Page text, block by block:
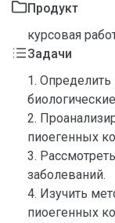
Продукт
курсовая
Задачи
1.
2.
пиоегенных
3.
заболеваний.
4. Изучить
пиоегенных